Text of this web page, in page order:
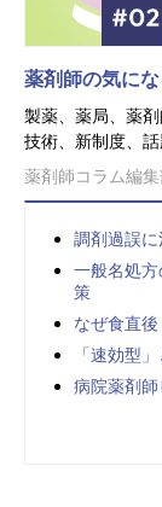
薬剤師の気に
製薬、薬局、薬
技術、新制度、
薬剤師コラム編集
調剤過誤
一般名処
策
なぜ食直
「速効型
病院薬剤